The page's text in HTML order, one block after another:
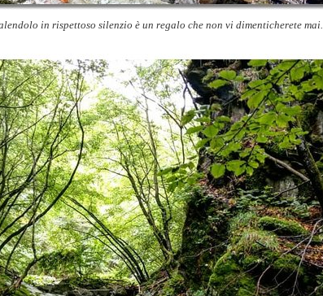
in rispettoso silenzio è un regalo che non vi dimenticherete mai...